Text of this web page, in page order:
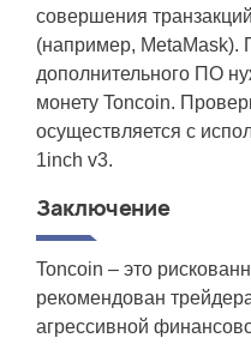
совершения
(например, MetaMask).
дополнительного ПО
монету Toncoin.
осуществляется с
1inch v3.
Заключение
Toncoin – это
рекомендован
агрессивной